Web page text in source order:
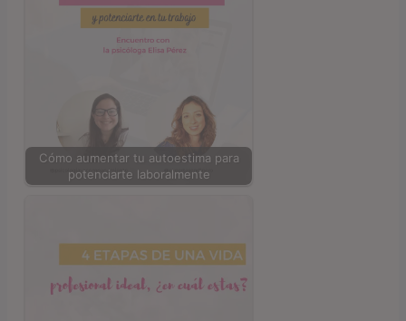
Cómo aumentar tu autoestima para
potenciarte laboralmente